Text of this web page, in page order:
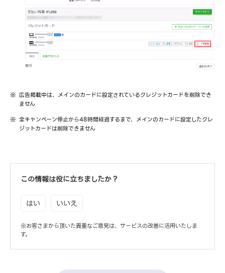
広告掲載中は、メインのカードに設定されているクレジットカードを削除でき
ません
全キャンペーン停止から48時間経過するまで、メインのカードに設定したクレ
ジットカードは削除できません
この情報は役に立ちましたか？
はい いいえ
※お客さまから頂いた貴重なご意見は、サービスの改善に活用いたしま
す。